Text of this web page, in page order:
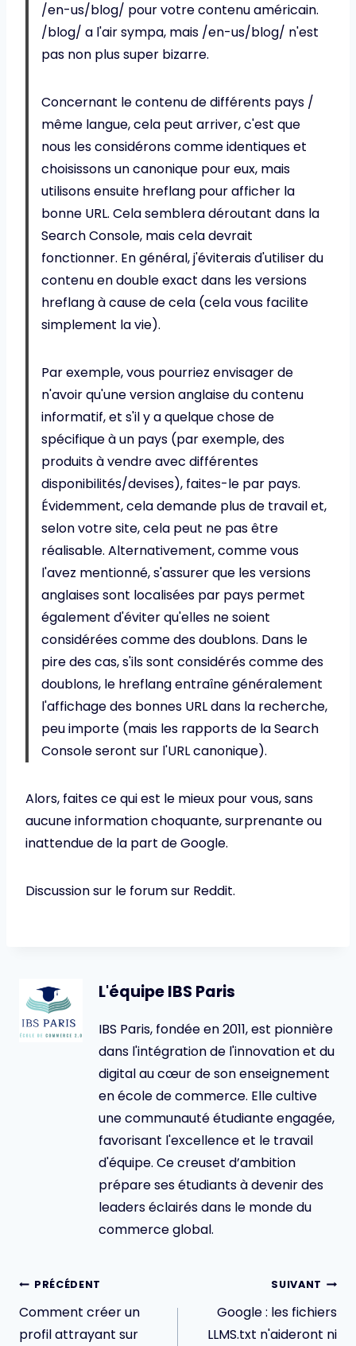
/en-us/blog/ pour votre contenu américain.
/blog/ a l'air sympa, mais /en-us/blog/ n'est
pas non plus super bizarre.
Concernant le contenu de différents pays /
même langue, cela peut arriver, c'est que
nous les considérons comme identiques et
choisissons un canonique pour eux, mais
utilisons ensuite hreflang pour afficher la
bonne URL. Cela semblera déroutant dans la
Search Console, mais cela devrait
fonctionner. En général, j'éviterais d'utiliser du
contenu en double exact dans les versions
hreflang à cause de cela (cela vous facilite
simplement la vie).
Par exemple, vous pourriez envisager de
n'avoir qu'une version anglaise du contenu
informatif, et s'il y a quelque chose de
spécifique à un pays (par exemple, des
produits à vendre avec différentes
disponibilités/devises), faites-le par pays.
Évidemment, cela demande plus de travail et,
selon votre site, cela peut ne pas être
réalisable. Alternativement, comme vous
l'avez mentionné, s'assurer que les versions
anglaises sont localisées par pays permet
également d'éviter qu'elles ne soient
considérées comme des doublons. Dans le
pire des cas, s'ils sont considérés comme des
doublons, le hreflang entraîne généralement
l'affichage des bonnes URL dans la recherche,
peu importe (mais les rapports de la Search
Console seront sur l'URL canonique).
Alors, faites ce qui est le mieux pour vous, sans
aucune information choquante, surprenante ou
inattendue de la part de Google.
Discussion sur le forum sur Reddit.
L'équipe IBS Paris
IBS Paris, fondée en 2011, est pionnière
dans l'intégration de l'innovation et du
digital au cœur de son enseignement
en école de commerce. Elle cultive
une communauté étudiante engagée,
favorisant l'excellence et le travail
d'équipe. Ce creuset d’ambition
prépare ses étudiants à devenir des
leaders éclairés dans le monde du
commerce global.
Navigation
de
l’article
PRÉCÉDENT
Comment créer un
profil attrayant sur
SUIVANT
Google : les fichiers
LLMS.txt n'aideront ni